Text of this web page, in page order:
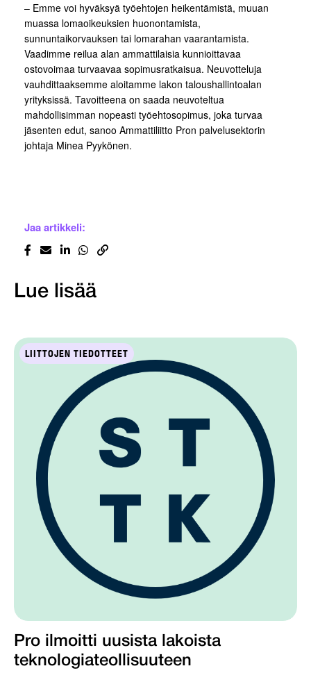
– Emme voi hyväksyä työehtojen heikentämistä, muuan
muassa lomaoikeuksien huonontamista,
sunnuntaikorvauksen tai lomarahan vaarantamista.
Vaadimme reilua alan ammattilaisia kunnioittavaa
ostovoimaa turvaavaa sopimusratkaisua. Neuvotteluja
vauhdittaaksemme aloitamme lakon taloushallintoalan
yrityksissä. Tavoitteena on saada neuvoteltua
mahdollisimman nopeasti työehtosopimus, joka turvaa
jäsenten edut, sanoo Ammattiliitto Pron palvelusektorin
johtaja Minea Pyykönen.
Jaa artikkeli:
Lue lisää
LIITTOJEN TIEDOTTEET
Pro ilmoitti uusista lakoista
teknologiateollisuuteen